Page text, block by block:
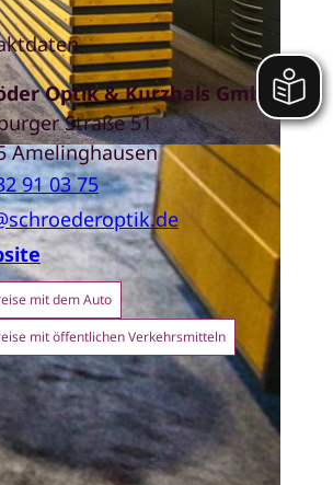
Optik & Kurzhals GmbH
Straße 51
Amelinghausen
91 03 75
mit dem Auto
mit öffentlichen Verkehrsmitteln